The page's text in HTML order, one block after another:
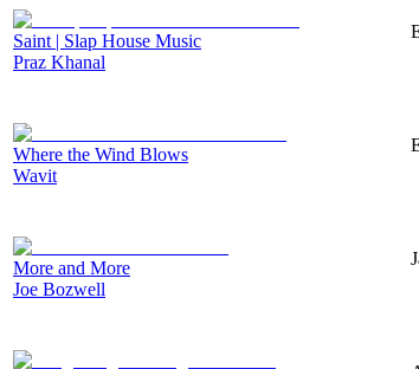
Saint | Slap House Music
Praz Khanal
Where the Wind Blows
Wavit
More and More
Joe Bozwell